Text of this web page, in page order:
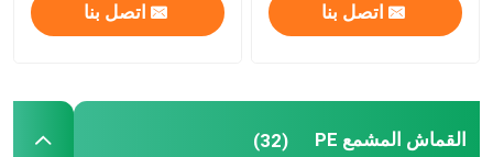
اتصل بنا اتصل بنا
القماش المشمع PE (32)